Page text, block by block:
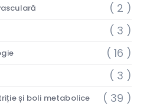
( 2 )
( 3 )
( 16 )
( 3 )
și boli metabolice ( 39 )